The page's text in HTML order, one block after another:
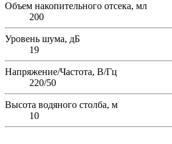
Объем накопительного отсека, мл
200
Уровень шума, дБ
19
Напряжение/Частота, В/Гц
220/50
Высота водяного столба, м
10